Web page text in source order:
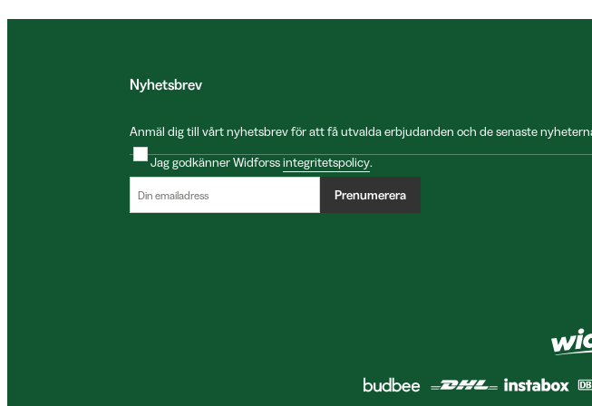
Nyhetsbrev
Anmäl dig till vårt nyhetsbrev för att få utvalda erbjudanden och de senaste
Jag godkänner Widforssintegritetspolicy.
Prenumerera